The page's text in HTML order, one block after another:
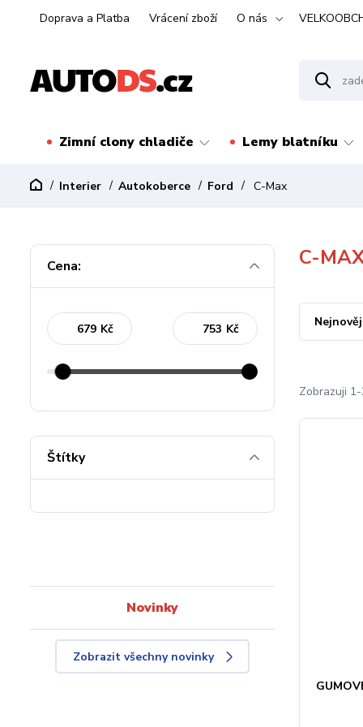
Doprava a Platba Vrácení zboží O nás
Zimní clony chladiče Lemy blatníku
Interier Autokoberce Ford C-Max
C-
Zobrazuji
Cena:
Kč Kč
Štítky
Novinky
Zobrazit všechny novinky